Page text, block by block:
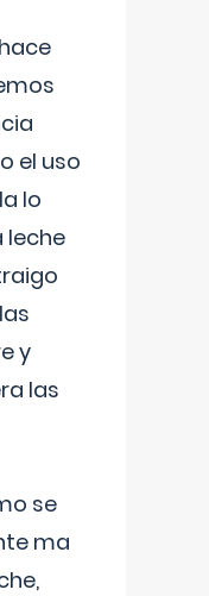
el uso
lo
leche
y
las
se
ma